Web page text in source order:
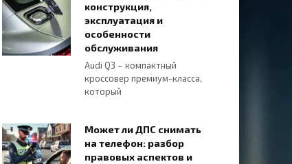
конструкция,
эксплуатация и
особенности
обслуживания
Audi Q3 – компактный
кроссовер премиум-класса,
который
Может ли ДПС снимать
на телефон: разбор
правовых аспектов и